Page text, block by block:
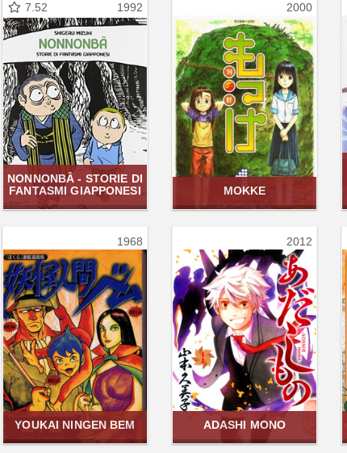
7.52 1992
NONNONBÂ - STORIE DI
FANTASMI GIAPPONESI
2000
MOKKE
1968
YOUKAI NINGEN BEM
2012
ADASHI MONO